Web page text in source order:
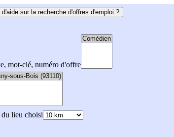
d'aide sur la recherche d'offres d'emploi ?
mot-clé, numéro d'offre
lieu choisi